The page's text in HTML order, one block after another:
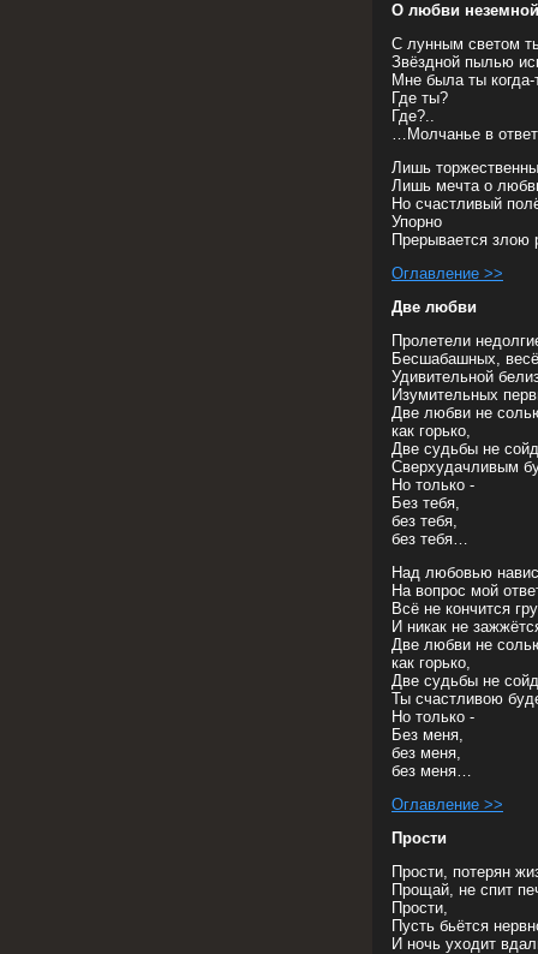
О любви неземной
С лунным светом
Звёздной пылью
Мне была ты
Где ты?
Где?..
…Молчанье в
Лишь
Лишь мечта о
Но счастливый
Упорно
Прерывается злою
Оглавление >>
Две любви
Пролетели
Бесшабашных,
Удивительной
Изумительных
Две любви не
как горько,
Две судьбы не
Сверхудачливым
Но только -
Без тебя,
без тебя,
без тебя…
Над любовью
На вопрос мой
Всё не кончится
И никак не
Две любви не
как горько,
Две судьбы не
Ты счастливою
Но только -
Без меня,
без меня,
без меня…
Оглавление >>
Прости
Прости, потерян
Прощай, не спит
Прости,
Пусть бьётся
И ночь уходит